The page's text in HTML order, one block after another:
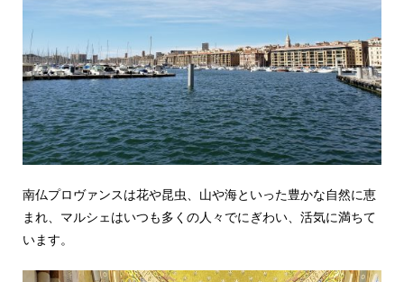
南仏プロヴァンスは花や昆虫、山や海といった豊かな自然に恵
まれ、マルシェはいつも多くの人々でにぎわい、活気に満ちて
います。